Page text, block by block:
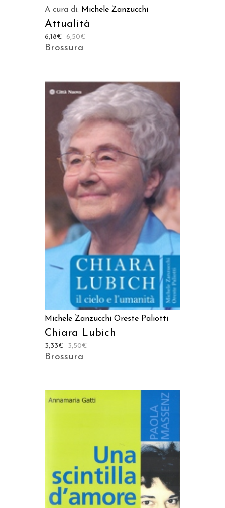
A cura di: Michele Zanzucchi
Attualità
6,50€
6,18€
Brossura
AGGIUNGI AL CARRELLO
Michele Zanzucchi Oreste Paliotti
Chiara Lubich
3,50€
3,33€
Brossura
AGGIUNGI AL CARRELLO